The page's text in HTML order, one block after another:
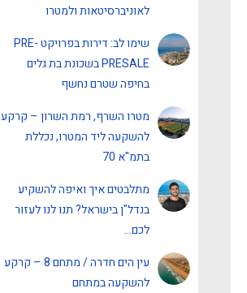
לאוניברסיטאות ולמטרו
שימו לב: דירות בפרויקט PRE-
PRESALE בשכונת בת גלים
בחיפה שטרם נחשף
מטרו השרף, רמת השרון – קרקע
להשקעה ליד המטרו, נכללת
בתמ"א 70
מתלבטים איך ואיפה להשקיע
בנדל"ן בישראל? תנו לנו לעזור
לכם…
עין הים חדרה / מתחם 8 – קרקע
להשקעה במתחם